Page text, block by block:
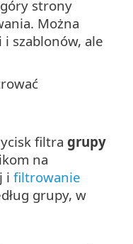
strony
Można
szablonów, ale
filtra grupy
na
i filtrowanie
grupy, w